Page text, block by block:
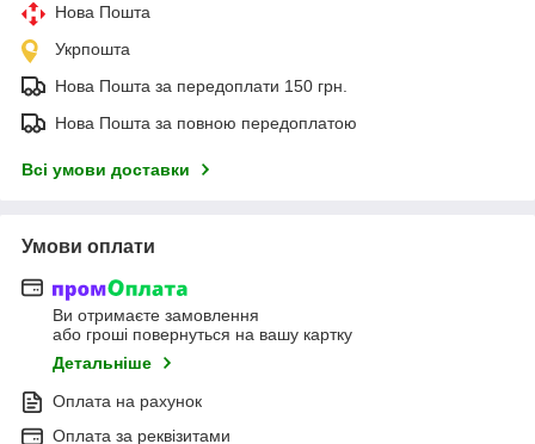
Нова Пошта
Укрпошта
Нова Пошта за передоплати 150 грн.
Нова Пошта за повною передоплатою
Всі умови доставки
Умови оплати
Ви отримаєте замовлення
або гроші повернуться на вашу картку
Детальніше
Оплата на рахунок
Оплата за реквізитами